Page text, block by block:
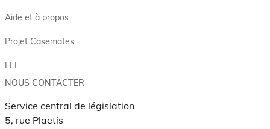
Aide et à propos
Projet Casemates
ELI
NOUS CONTACTER
Service central de législation
5, rue Plaetis